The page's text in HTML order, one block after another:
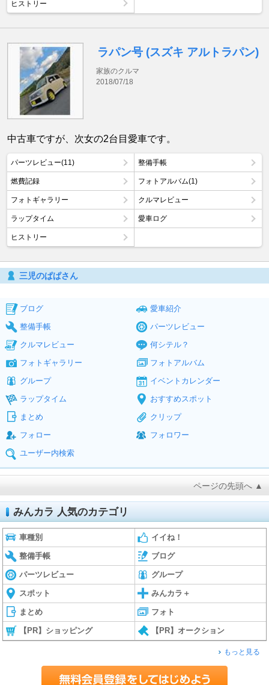
ヒストリー
ラパン号 (スズキ アルトラパン)
家族のクルマ
2018/07/18
中古車ですが、次女の2台目愛車です。
パーツレビュー(11) 整備手帳
燃費記録 フォトアルバム(1)
フォトギャラリー クルマレビュー
ラップタイム 愛車ログ
ヒストリー
三児のぱぱさん
ブログ
愛車紹介
整備手帳
パーツレビュー
クルマレビュー
何シテル？
フォトギャラリー
フォトアルバム
グループ
イベントカレンダー
ラップタイム
おすすめスポット
まとめ
クリップ
フォロー
フォロワー
ユーザー内検索
ページの先頭へ ▲
みんカラ 人気のカテゴリ
車種別 イイね！
整備手帳 ブログ
パーツレビュー グループ
スポット みんカラ＋
まとめ フォト
【PR】ショッピング 【PR】オークション
もっと見る